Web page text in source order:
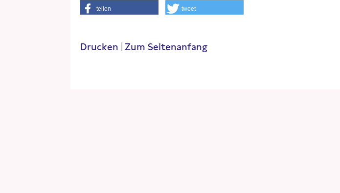
teilen tweet
Drucken Zum Seitenanfang